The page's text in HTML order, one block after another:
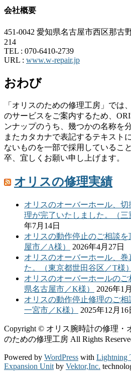
会社概要
451-0042 愛知県名古屋市西区那古
214
TEL : 070-6410-2739
URL : www.w-repair.jp
おわび
「オリスのための修理工房」では
のサービスをご案内するため、
ンナップのうち、幾つかの名称を
またカタカナで表記するテキスト
ないものを一部で採用しているこ
卒、宜しくお願い申し上げます。
オリスの修理実績
オリスのオーバーホール、
理が完了いたしました。（三
年7月14日
オリスの動作停止のご相談
屋市／A様）
2026年4月27日
オリスのオーバーホール、
た。（東京都世田谷区／T様）
オリスのオーバーホールの
県名古屋市／K様）
2026年1
オリスの動作停止修理のご
一宮市／K様）
2025年12月16
Copyright © オリス腕時計の修理・
のための修理工房 All Rights
Powered by WordPress with Lightning
Expansion Unit by Vektor,Inc.